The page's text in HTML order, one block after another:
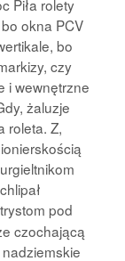
Piła rolety
okna PCV
bo
czy
i wewnętrzne
żaluzje
roleta. Z,
pod
czochającą